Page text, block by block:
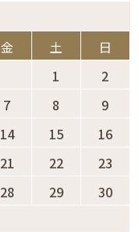
金 土
日
1
2
7 8
9
14 15
16
21 22
23
28 29
30